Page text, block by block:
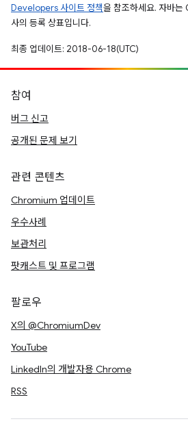
Developers 사이트 정책을 참조하세요. 자바
사의 등록 상표입니다.
최종 업데이트: 2018-06-18(UTC)
참여
버그 신고
공개된 문제 보기
관련 콘텐츠
Chromium 업데이트
우수사례
보관처리
팟캐스트 및 프로그램
팔로우
X의 @ChromiumDev
YouTube
LinkedIn의 개발자용 Chrome
RSS